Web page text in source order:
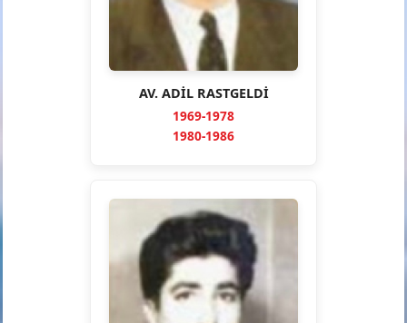
AV. ADİL RASTGELDİ
1969-1978
1980-1986